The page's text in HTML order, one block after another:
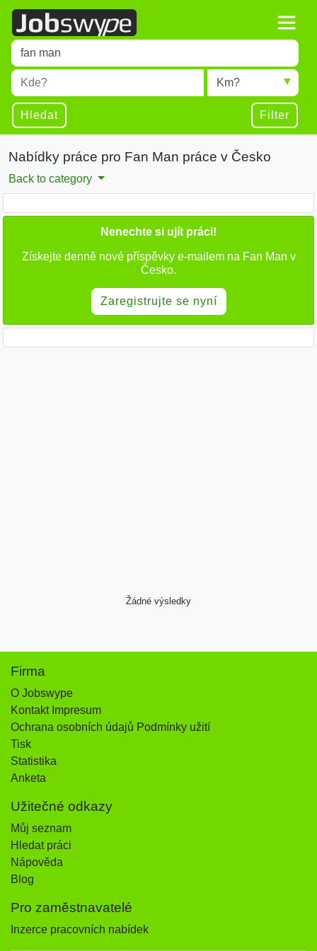
Title
Type 1 or more characters for results.
Místo
Type 1 or more characters for results.
Radius
Hledat Filter
Nabídky práce pro Fan Man práce v Česko
Back to category
Nenechte si ujít práci!
Získejte denně nové příspěvky e-mailem na Fan Man v
Česko.
Zaregistrujte se nyní
Žádné výsledky
Firma
O Jobswype
Kontakt Impresum
Ochrana osobních údajů Podmínky užití
Tisk
Statistika
Anketa
Užitečné odkazy
Můj seznam
Hledat práci
Nápověda
Blog
Pro zaměstnavatelé
Inzerce pracovních nabídek